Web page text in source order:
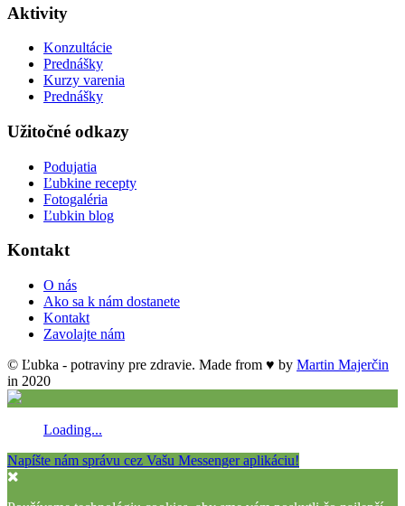
Aktivity
Konzultácie
Prednášky
Kurzy varenia
Prednášky
Užitočné odkazy
Podujatia
Ľubkine recepty
Fotogaléria
Ľubkin blog
Kontakt
O nás
Ako sa k nám dostanete
Kontakt
Zavolajte nám
© Ľubka - potraviny pre zdravie. Made from ♥ by Martin Majerčin
in 2020
Loading...
Napíšte nám správu cez Vašu Messenger aplikáciu!